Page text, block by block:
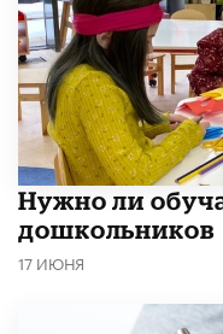
Нужно ли
дошкольников
17 ИЮНЯ